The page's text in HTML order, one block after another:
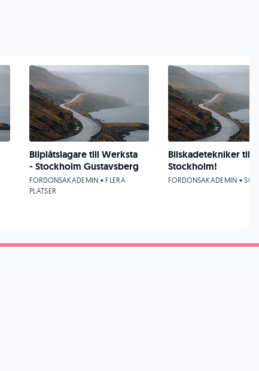
Bilplåtslagare till Werksta
- Stockholm Gustavsberg
FORDONSAKADEMIN • FLERA
PLATSER
Bilskadetekniker till
Stockholm!
FORDONSAKADEMIN •